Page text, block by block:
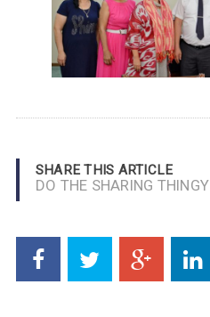
SHARE THIS ARTICLE
DO THE SHARING THINGY